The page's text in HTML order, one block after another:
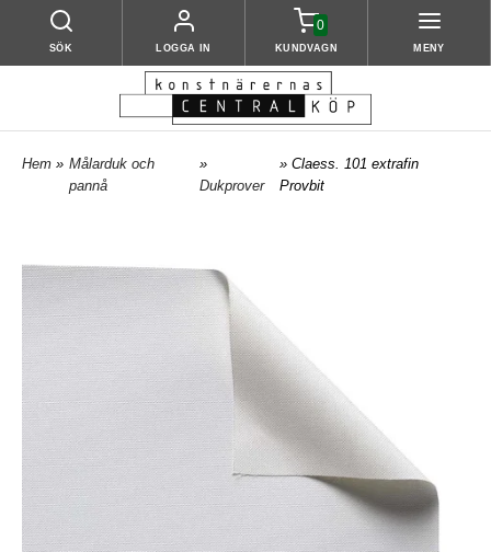
SÖK LOGGA IN
0
KUNDVAGN MENY
Hem » Målarduk och
pannå
»
Dukprover
» Claess. 101 extrafin
Provbit